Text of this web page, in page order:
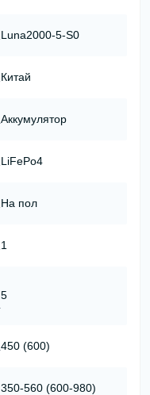
Luna2000-5-S0
Китай
Аккумулятор
LiFePo4
На пол
1
5
450 (600)
350-560 (600-980)